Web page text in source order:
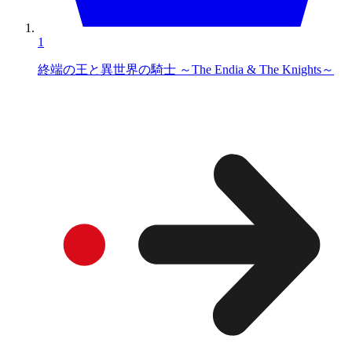
1
終端の王と異世界の騎士 ～The Endia & The Knights～